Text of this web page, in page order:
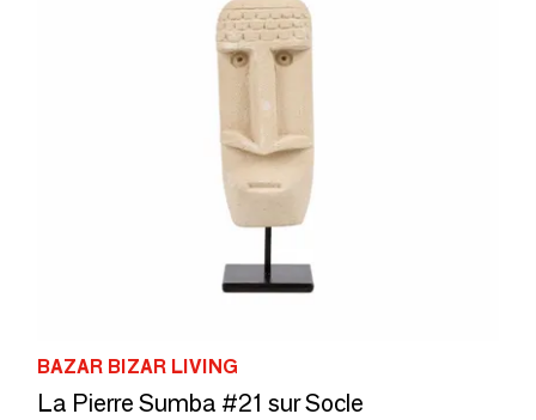
BAZAR BIZAR LIVING
La Pierre Sumba #21 sur Socle